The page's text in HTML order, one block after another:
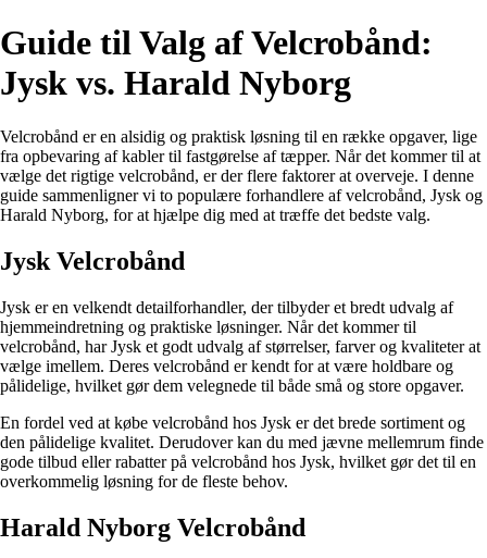
Guide til Valg af Velcrobånd:
Jysk vs. Harald Nyborg
Velcrobånd er en alsidig og praktisk løsning til en række opgaver, lige
fra opbevaring af kabler til fastgørelse af tæpper. Når det kommer til at
vælge det rigtige velcrobånd, er der flere faktorer at overveje. I denne
guide sammenligner vi to populære forhandlere af velcrobånd, Jysk og
Harald Nyborg, for at hjælpe dig med at træffe det bedste valg.
Jysk Velcrobånd
Jysk er en velkendt detailforhandler, der tilbyder et bredt udvalg af
hjemmeindretning og praktiske løsninger. Når det kommer til
velcrobånd, har Jysk et godt udvalg af størrelser, farver og kvaliteter at
vælge imellem. Deres velcrobånd er kendt for at være holdbare og
pålidelige, hvilket gør dem velegnede til både små og store opgaver.
En fordel ved at købe velcrobånd hos Jysk er det brede sortiment og
den pålidelige kvalitet. Derudover kan du med jævne mellemrum finde
gode tilbud eller rabatter på velcrobånd hos Jysk, hvilket gør det til en
overkommelig løsning for de fleste behov.
Harald Nyborg Velcrobånd